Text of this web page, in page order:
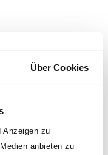
Über Cookies
Anzeigen zu
anbieten zu